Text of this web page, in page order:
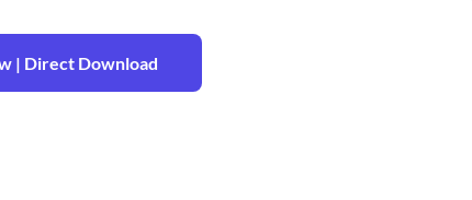
| Direct Download